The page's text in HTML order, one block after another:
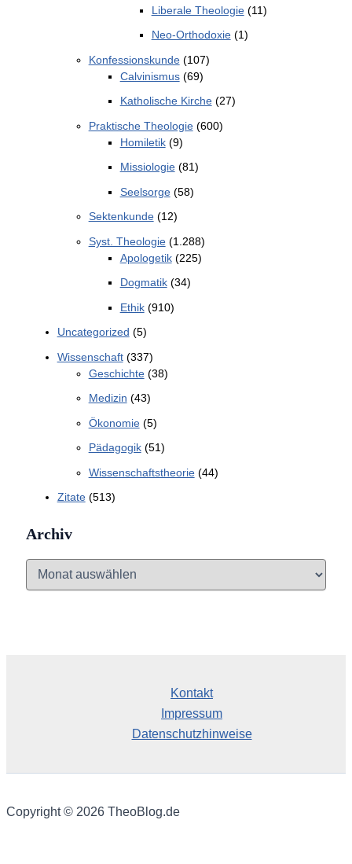
Liberale Theologie(11)
Neo-Orthodoxie(1)
Konfessionskunde(107)
Calvinismus(69)
Katholische Kirche(27)
Praktische Theologie(600)
Homiletik(9)
Missiologie(81)
Seelsorge(58)
Sektenkunde(12)
Syst. Theologie(1.288)
Apologetik(225)
Dogmatik(34)
Ethik(910)
Uncategorized (5)
Wissenschaft(337)
Geschichte(38)
Medizin (43)
Ökonomie(5)
Pädagogik(51)
Wissenschaftstheorie(44)
Zitate(513)
Archiv
Kontakt
Impressum
Datenschutzhinweise
Copyright © 2026 TheoBlog.de